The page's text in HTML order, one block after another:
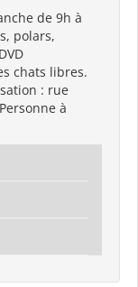
de 9h à
polars,
chats libres.
: rue
à